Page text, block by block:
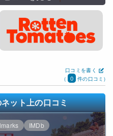
口コミを書く
(
0 件の口コミ)
ット上の口コミ
IMDb